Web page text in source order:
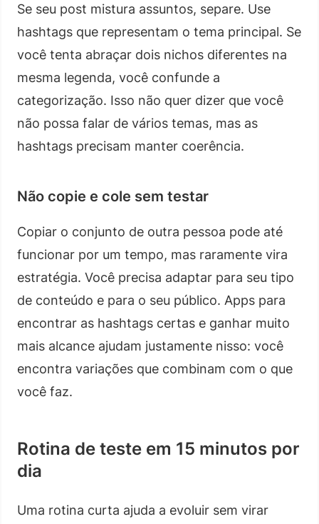
Se seu post mistura assuntos, separe. Use
hashtags que representam o tema principal. Se
você tenta abraçar dois nichos diferentes na
mesma legenda, você confunde a
categorização. Isso não quer dizer que você
não possa falar de vários temas, mas as
hashtags precisam manter coerência.
Não copie e cole sem testar
Copiar o conjunto de outra pessoa pode até
funcionar por um tempo, mas raramente vira
estratégia. Você precisa adaptar para seu tipo
de conteúdo e para o seu público. Apps para
encontrar as hashtags certas e ganhar muito
mais alcance ajudam justamente nisso: você
encontra variações que combinam com o que
você faz.
Rotina de teste em 15 minutos por
dia
Uma rotina curta ajuda a evoluir sem virar